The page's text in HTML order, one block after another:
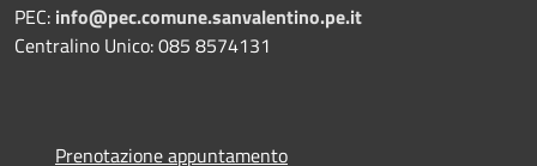
PEC: info@pec.comune.sanvalentino.pe.it
Centralino Unico: 085 8574131
Prenotazione appuntamento